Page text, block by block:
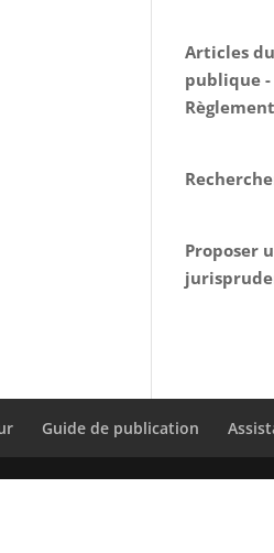
Articles
publique
Proposer
Guide de publication